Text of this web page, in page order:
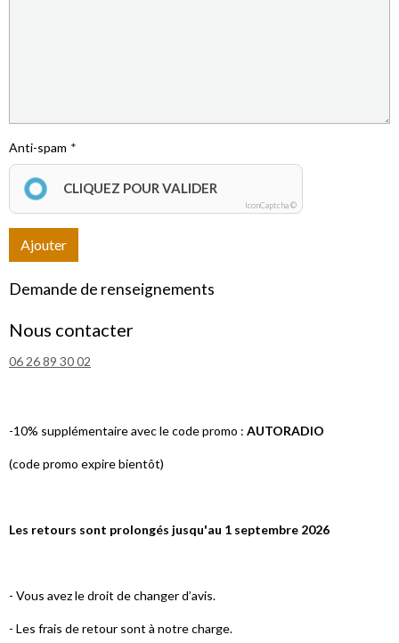
Anti-spam
CLIQUEZ POUR VALIDER
IconCaptcha ©
Ajouter
Demande de renseignements
Nous contacter
06 26 89 30 02
-10% supplémentaire avec le code promo : AUTORADIO
(code promo expire bientôt)
Les retours sont prolongés jusqu'au 1 septembre 2026
- Vous avez le droit de changer d’avis.
- Les frais de retour sont à notre charge.